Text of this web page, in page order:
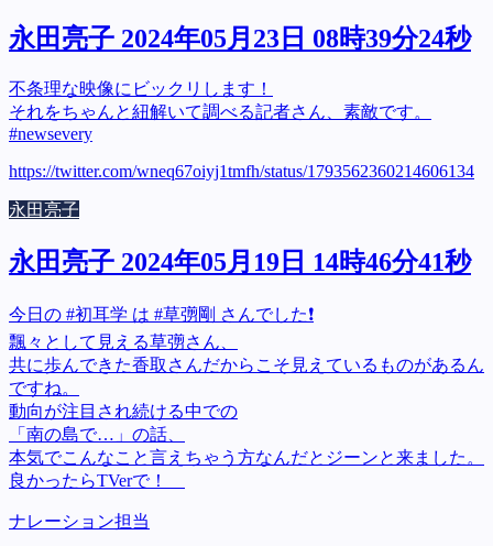
永田亮子 2024年05月23日 08時39分24秒
不条理な映像にビックリします！
それをちゃんと紐解いて調べる記者さん、素敵です。
#newsevery
https://twitter.com/wneq67oiyj1tmfh/status/1793562360214606134
永田亮子
永田亮子 2024年05月19日 14時46分41秒
今日の #初耳学 は #草彅剛 さんでした❗
飄々として見える草彅さん、
共に歩んできた香取さんだからこそ見えているものがあるん
ですね。
動向が注目され続ける中での
「南の島で…」の話、
本気でこんなこと言えちゃう方なんだとジーンと来ました。
良かったらTVerで！
ナレーション担当